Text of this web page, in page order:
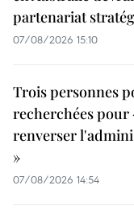
partenariat
07/08/2026 15:10
Trois personnes
recherchées pour
renverser
»
07/08/2026 14:54